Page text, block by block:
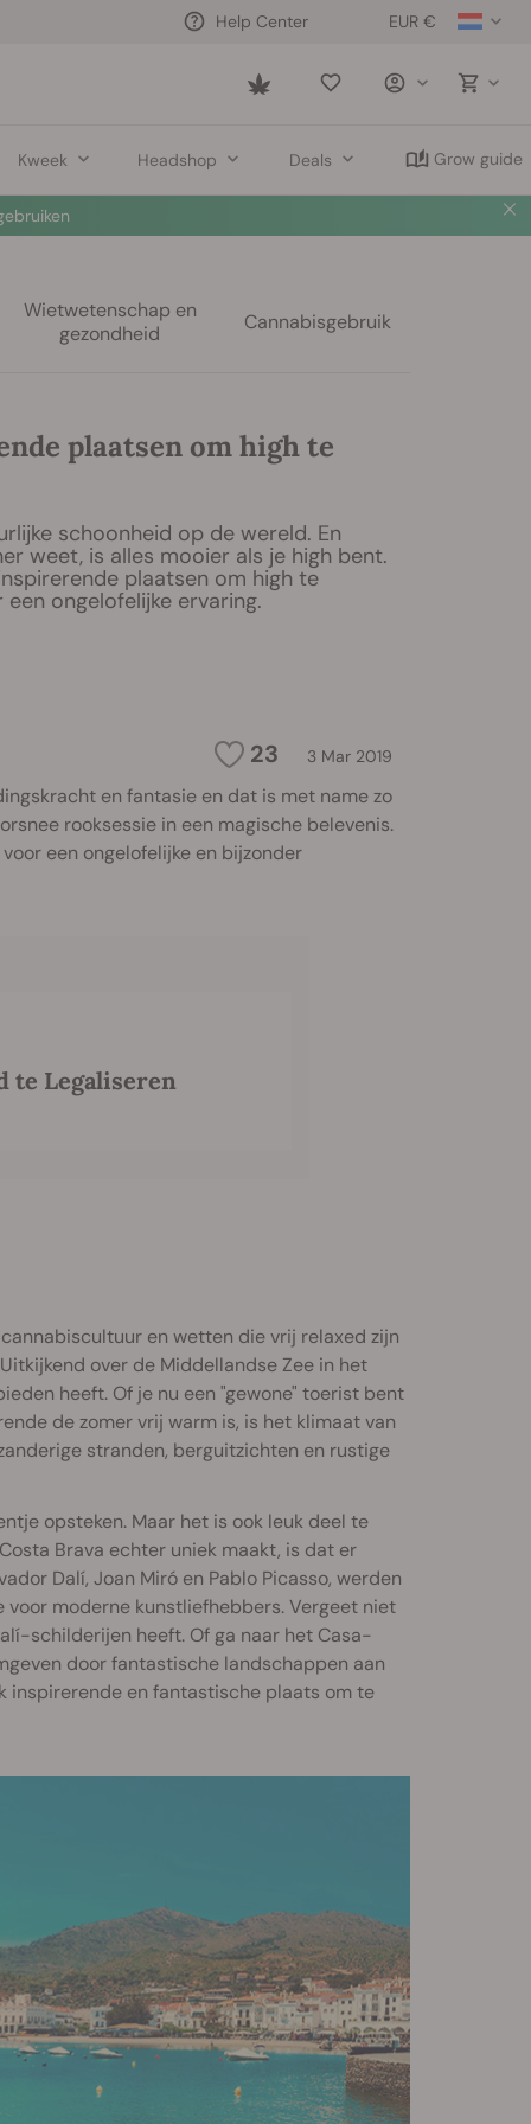
EUR €
Help Center
Saved
Kweek Headshop Deals Grow guide
Wietwetenschap en
gezondheid
Cannabisgebruik
plaatsen om high te
schoonheid op de wereld. En
weet, is alles mooier als je high bent.
plaatsen om high te
ongelofelijke ervaring.
23 3 Mar 2019
en fantasie en dat is met name zo
rooksessie in een magische belevenis.
een ongelofelijke en bijzonder
te Legaliseren
en wetten die vrij relaxed zijn
over de Middellandse Zee in het
heeft. Of je nu een "gewone" toerist bent
de zomer vrij warm is, is het klimaat van
stranden, berguitzichten en rustige
opsteken. Maar het is ook leuk deel te
Brava echter uniek maakt, is dat er
Dalí, Joan Miró en Pablo Picasso, werden
moderne kunstliefhebbers. Vergeet niet
schilderijen heeft. Of ga naar het Casa-
door fantastische landschappen aan
inspirerende en fantastische plaats om te